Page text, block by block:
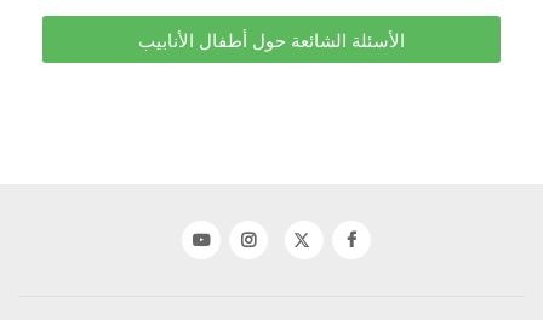
الأسئلة الشائعة حول أطفال الأنابيب